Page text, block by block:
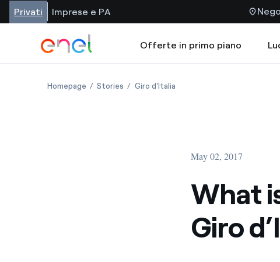
Privati Imprese e PA
Offerte in primo piano
Homepage Stories Giro d'Italia
May 02, 2017
What
Giro